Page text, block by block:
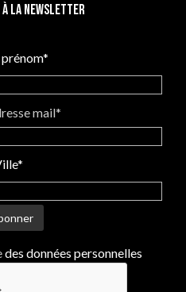
à la newsletter
mail*
des données personnelles